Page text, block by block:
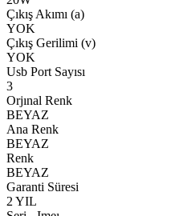
Çıkış Akımı (a)
YOK
Çıkış Gerilimi (v)
YOK
Usb Port Sayısı
3
Orjınal Renk
BEYAZ
Ana Renk
BEYAZ
Renk
BEYAZ
Garanti Süresi
2 YIL